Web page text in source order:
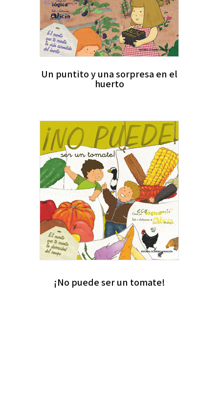
Un puntito y una sorpresa en el
huerto
¡No puede ser un tomate!